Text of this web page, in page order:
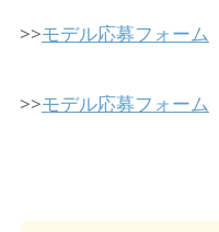
>>モデル応募フォーム
>>モデル応募フォーム